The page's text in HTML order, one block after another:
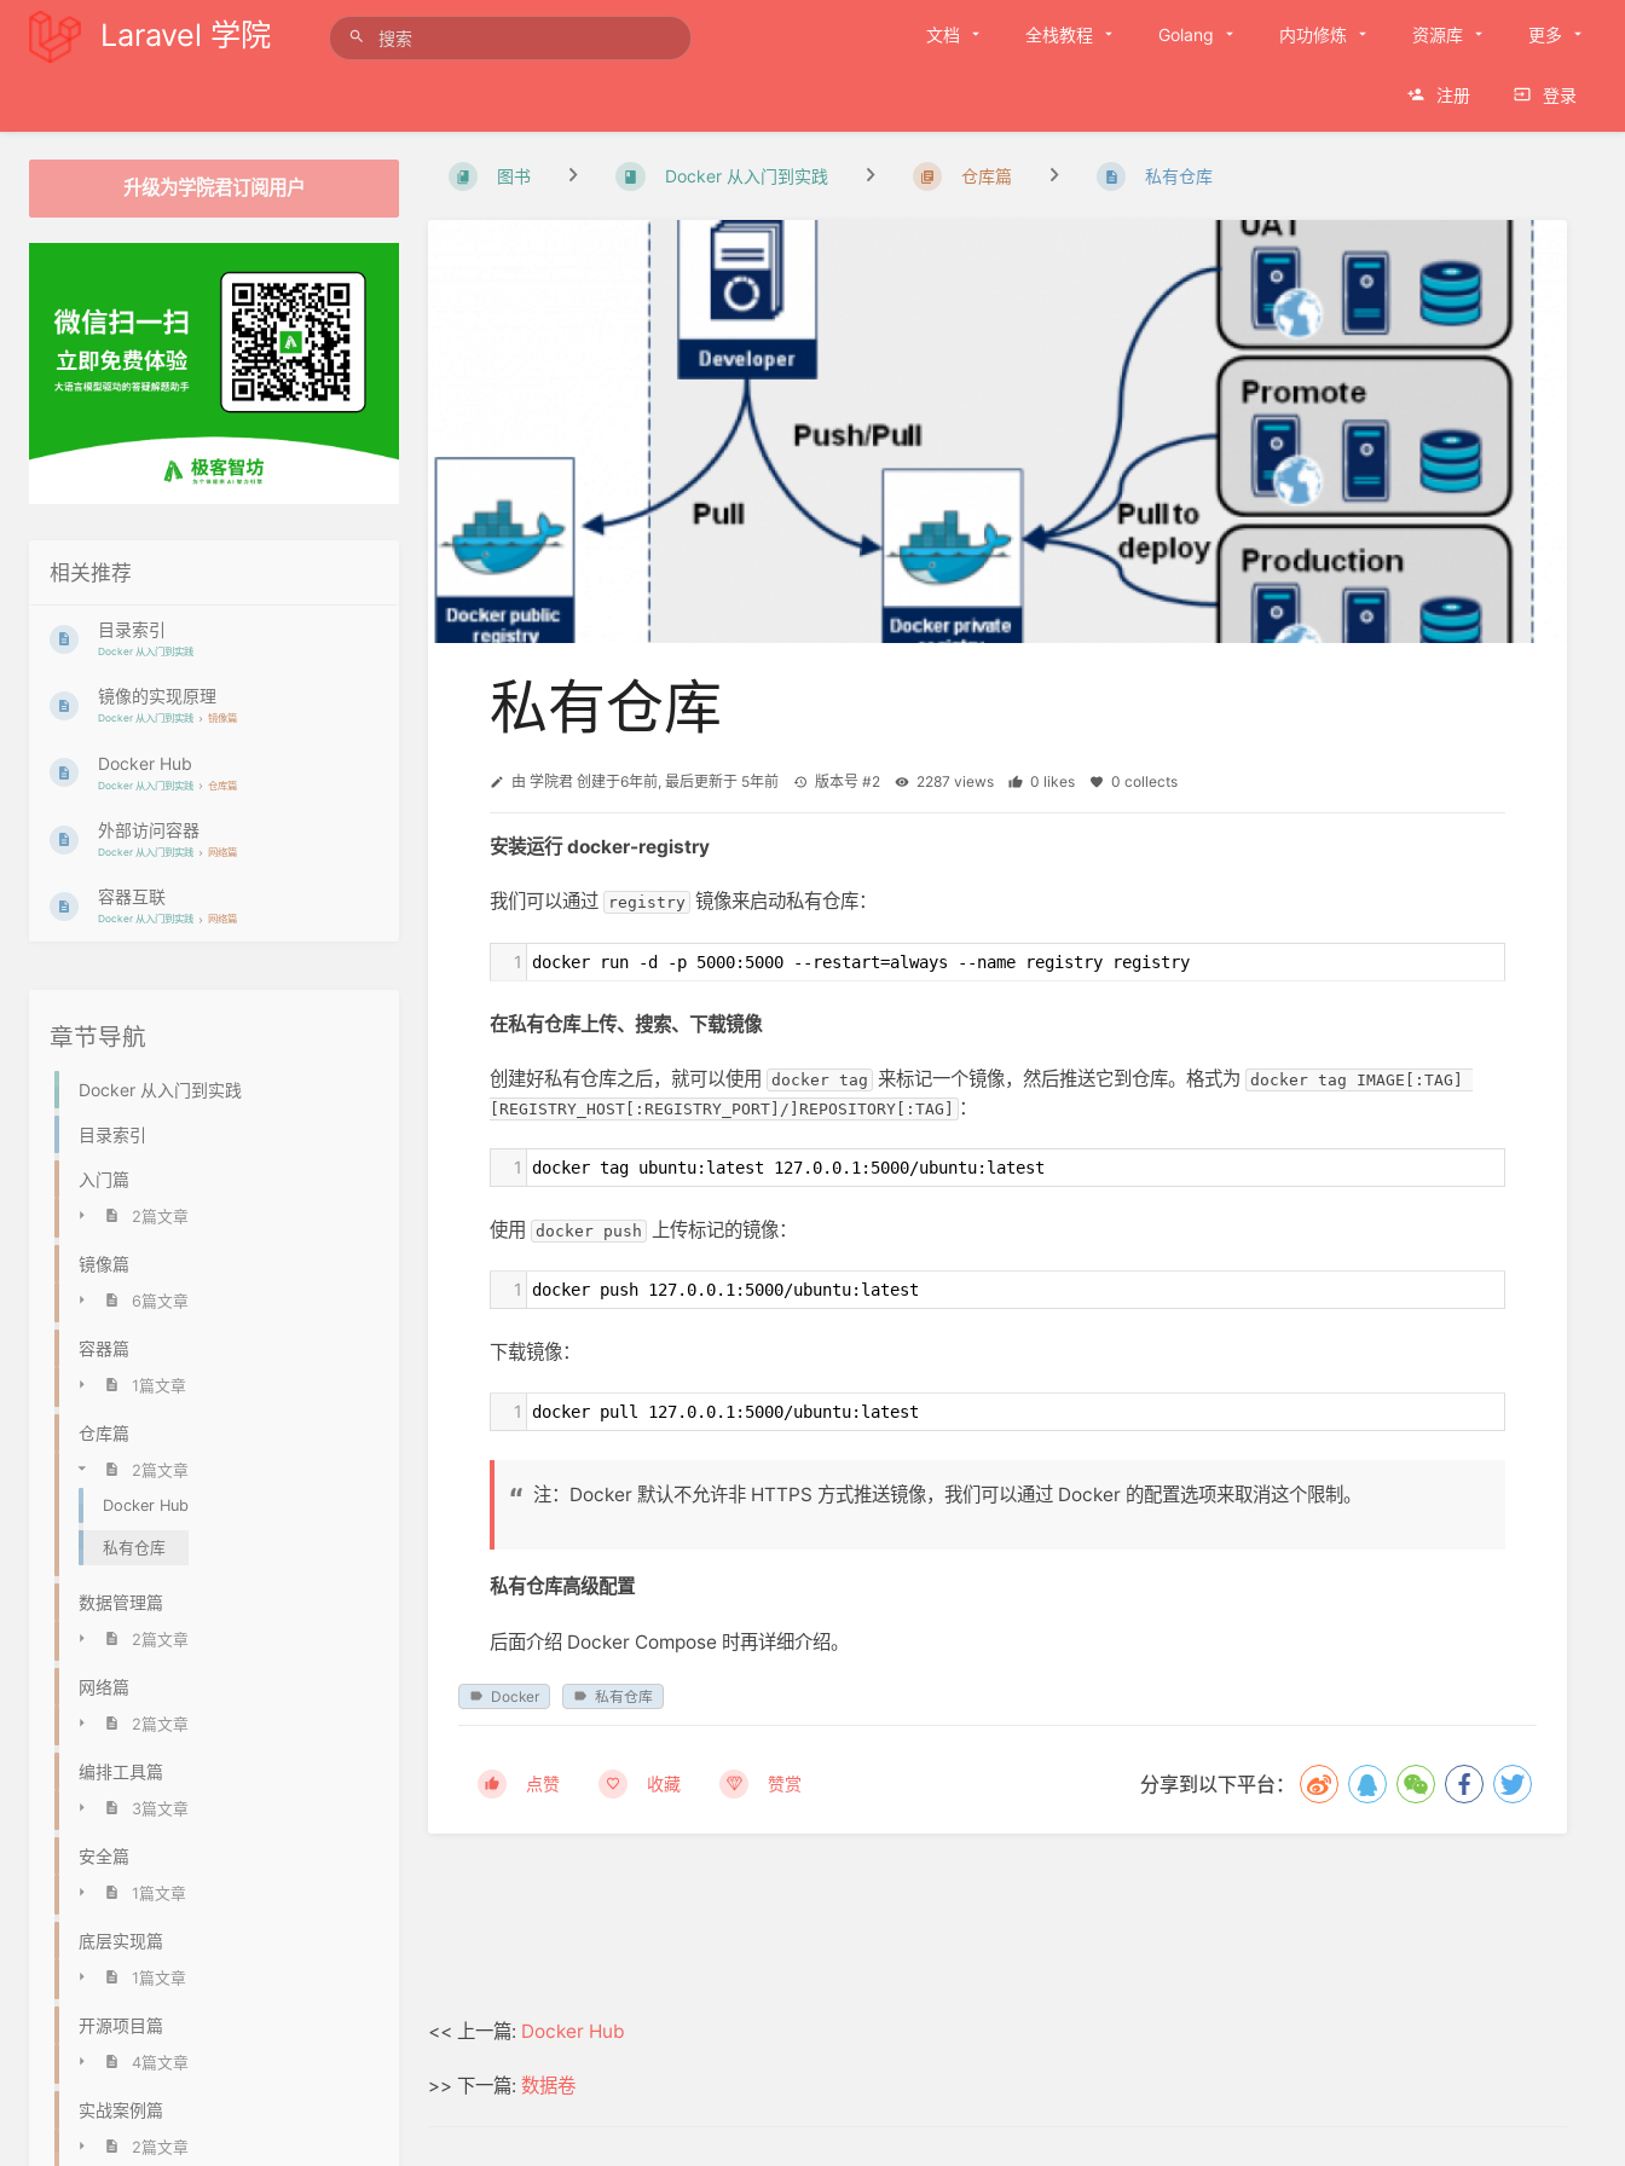
Laravel 学院 文档 全栈教程 Golang 内功修炼 资源库 更多
注册 登录
章节导航
Docker 从入门到实践
目录索引
入门篇
2篇文章
镜像篇
6篇文章
容器篇
1篇文章
仓库篇
2篇文章
Docker Hub
私有仓库
数据管理篇
2篇文章
网络篇
2篇文章
编排工具篇
3篇文章
安全篇
1篇文章
底层实现篇
1篇文章
开源项目篇
4篇文章
实战案例篇
2篇文章
图书 Docker 从入门到实践 仓库篇 私有仓库
私有仓库
由 学院君 创建于6年前, 最后更新于 5年前 版本号 #2 2287 views 0 likes 0 collects
安装运行 docker-registry
我们可以通过 registry 镜像来启动私有仓库：
1 docker run -d -p 5000:5000 --restart=always --name registry registry
在私有仓库上传、搜索、下载镜像
创建好私有仓库之后，就可以使用 docker tag 来标记一个镜像，然后推送它到仓库。格式为 docker tag IMAGE[:TAG]
[REGISTRY_HOST[:REGISTRY_PORT]/]REPOSITORY[:TAG]
：
1 docker tag ubuntu:latest 127.0.0.1:5000/ubuntu:latest
使用 docker push 上传标记的镜像：
1 docker push 127.0.0.1:5000/ubuntu:latest
下载镜像：
1 docker pull 127.0.0.1:5000/ubuntu:latest
注：Docker 默认不允许非 HTTPS 方式推送镜像，我们可以通过 Docker 的配置选项来取消这个限制。
私有仓库高级配置
后面介绍 Docker Compose 时再详细介绍。
Docker 私有仓库
点赞 收藏 赞赏 分享到以下平台：
<< 上一篇: Docker Hub
>> 下一篇: 数据卷
升级为学院君订阅用户
相关推荐
目录索引
Docker 从入门到实践
镜像的实现原理
Docker 从入门到实践 镜像篇
Docker Hub
Docker 从入门到实践 仓库篇
外部访问容器
Docker 从入门到实践 网络篇
容器互联
Docker 从入门到实践 网络篇